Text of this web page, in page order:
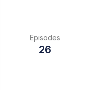
Episodes
26